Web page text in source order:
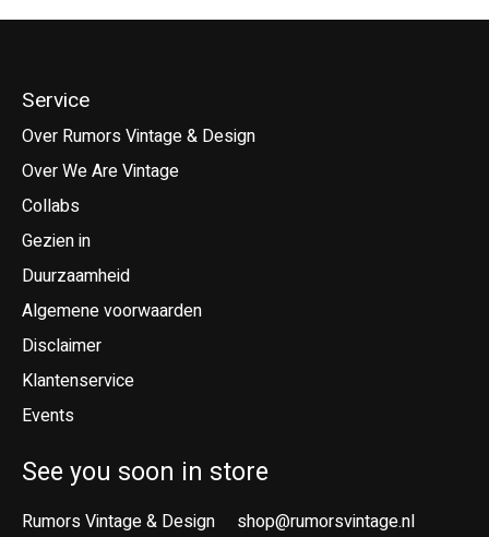
Service
Over Rumors Vintage & Design
Over We Are Vintage
Collabs
Gezien in
Duurzaamheid
Algemene voorwaarden
Disclaimer
Klantenservice
Events
See you soon in store
Rumors Vintage & Design
shop@rumorsvintage.nl